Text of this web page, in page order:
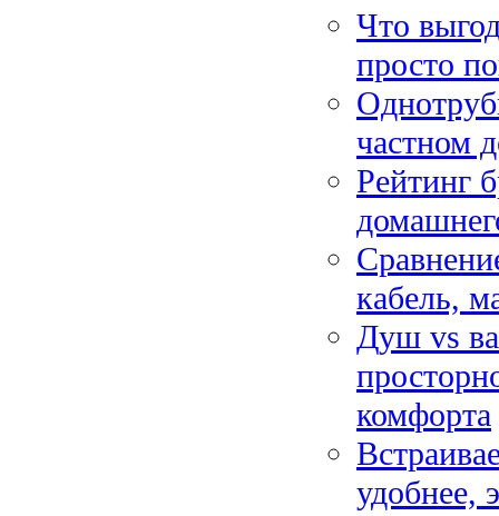
Что
просто
частном
Рейтинг
кабель,
Душ vs
комфорта
удобнее,